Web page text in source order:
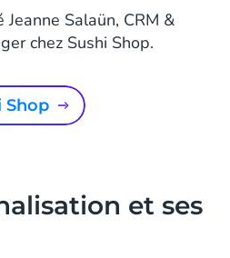
Salaün, CRM &
chez Sushi Shop.
Shop
et ses